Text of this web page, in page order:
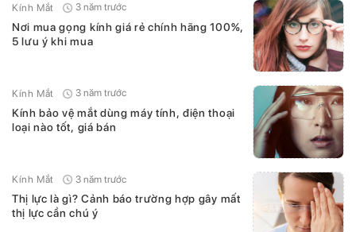
Kính Mắt 3 năm trước
Nơi mua gọng kính giá rẻ chính hãng 100%,
5 lưu ý khi mua
Kính Mắt 3 năm trước
Kính bảo vệ mắt dùng máy tính, điện thoại
loại nào tốt, giá bán
Kính Mắt 3 năm trước
Thị lực là gì? Cảnh báo trường hợp gây mất
thị lực cần chú ý